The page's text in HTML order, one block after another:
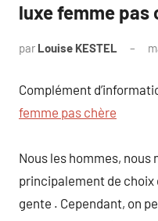
luxe femme pas
par Louise KESTEL
Complément
femme pas chère
Nous les hommes, nous
principalement de
gente . Cependant, on